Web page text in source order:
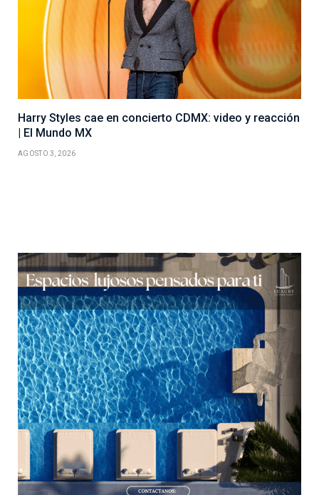
Harry Styles cae en concierto CDMX: video y reacción
| El Mundo MX
AGOSTO 3, 2026